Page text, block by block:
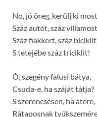
No, jó öreg, kerülj ki most
Száz autót, száz
Száz fiakkert, száz
S tetejébe száz triciklit!
Ó, szegény falusi bátya,
Csuda-e, ha száját tátja?
S szerencsésen, ha átére,
Rátaposnak